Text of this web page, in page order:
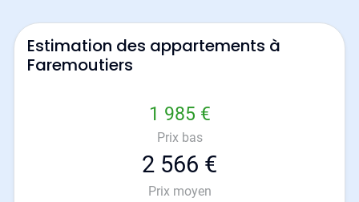
Estimation des appartements à
Faremoutiers
1 985 €
Prix bas
2 566 €
Prix moyen